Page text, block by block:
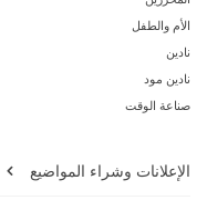
الأم والطفل
نادين
نادين مود
صناعة الوقت
الإعلانات وشراء المواضيع